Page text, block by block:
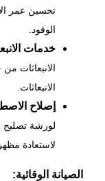
تحسين عمر
الوقود.
خدمات
الانبعاثات
الانبعاثات.
إصلاح
لورشة تصليح
لاستعادة
الصيانة الوقائية: